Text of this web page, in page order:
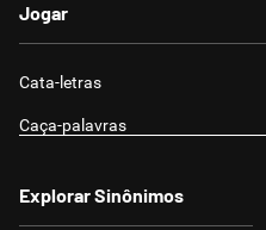
Jogar
Cata-letras
Caça-palavras
Explorar Sinônimos